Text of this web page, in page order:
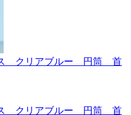
ス クリアブルー 円筒 首
ス クリアブルー 円筒 首